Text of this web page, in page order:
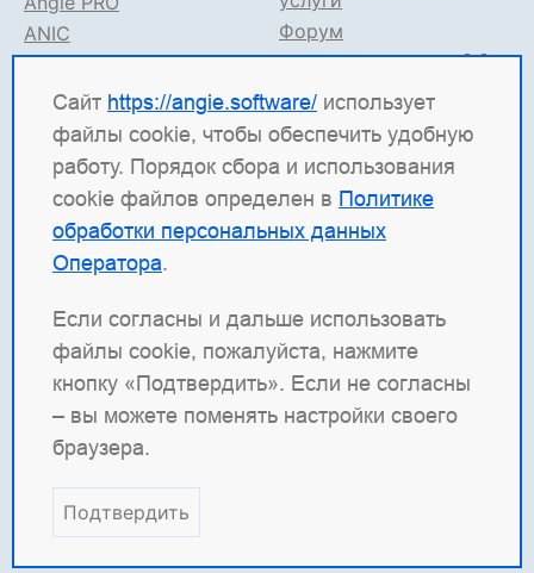
Сайт https://angie.software/ использует
файлы cookie, чтобы обеспечить удобную
работу. Порядок сбора и использования
cookie файлов определен в Политике
обработки персональных данных
Оператора.
Если согласны и дальше использовать
файлы cookie, пожалуйста, нажмите
кнопку «Подтвердить». Если не согласны
– вы можете поменять настройки своего
браузера.
Подтвердить
ANIC
Angie ADC
Документация
Форум
Поддержка в TG
Angie Software(ООО "Веб-Сервер") — российская
ИТ-компания, которая развивает решения для
высоконагруженных систем. Среди наших
продуктов: система балансировки
(контроллер доставки приложений), веб-сервер
Angie PROиAngie Ingress Controller(ANIC) —
решение для управления трафиком
контейнеризированных приложений в Kubernetes.
Наша отдельная гордость — веб-сервер с
открытым кодом
nginx и призван превзойти функциональность